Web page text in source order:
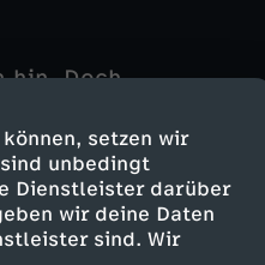
setzen wir
unbedingt
Dienstleister darüber
wir deine Daten
sind. Wir
hin. Doch
des
stark
trockener
Wasser, das
Hunderte